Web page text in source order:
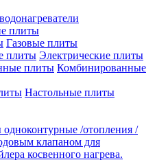
плиты
Газовые плиты
Электрические плиты
Комбинированные
Настольные плиты